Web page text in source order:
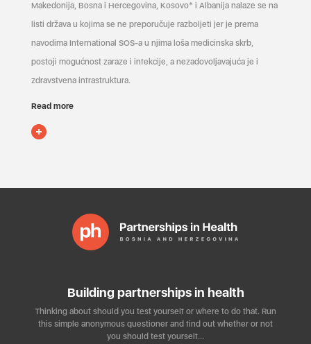
Makedonija, Bosna i Hercegovina, Kosovo* i Albanija nalaze se na
listi država u kojima se ne preporučuje razboljeti jer je prema
navodima International SOS-a u njima loša medicinska skrb,
postoji mogućnost zaraze i infekcije, a nezadovoljavajuća je i
zdravstvena infrastruktura.
Read more
Building partnerships in health
Thinking about should you test yourself or where to do that. Run
this simple anonymous questioner and find out whether or not
you should test yourself…